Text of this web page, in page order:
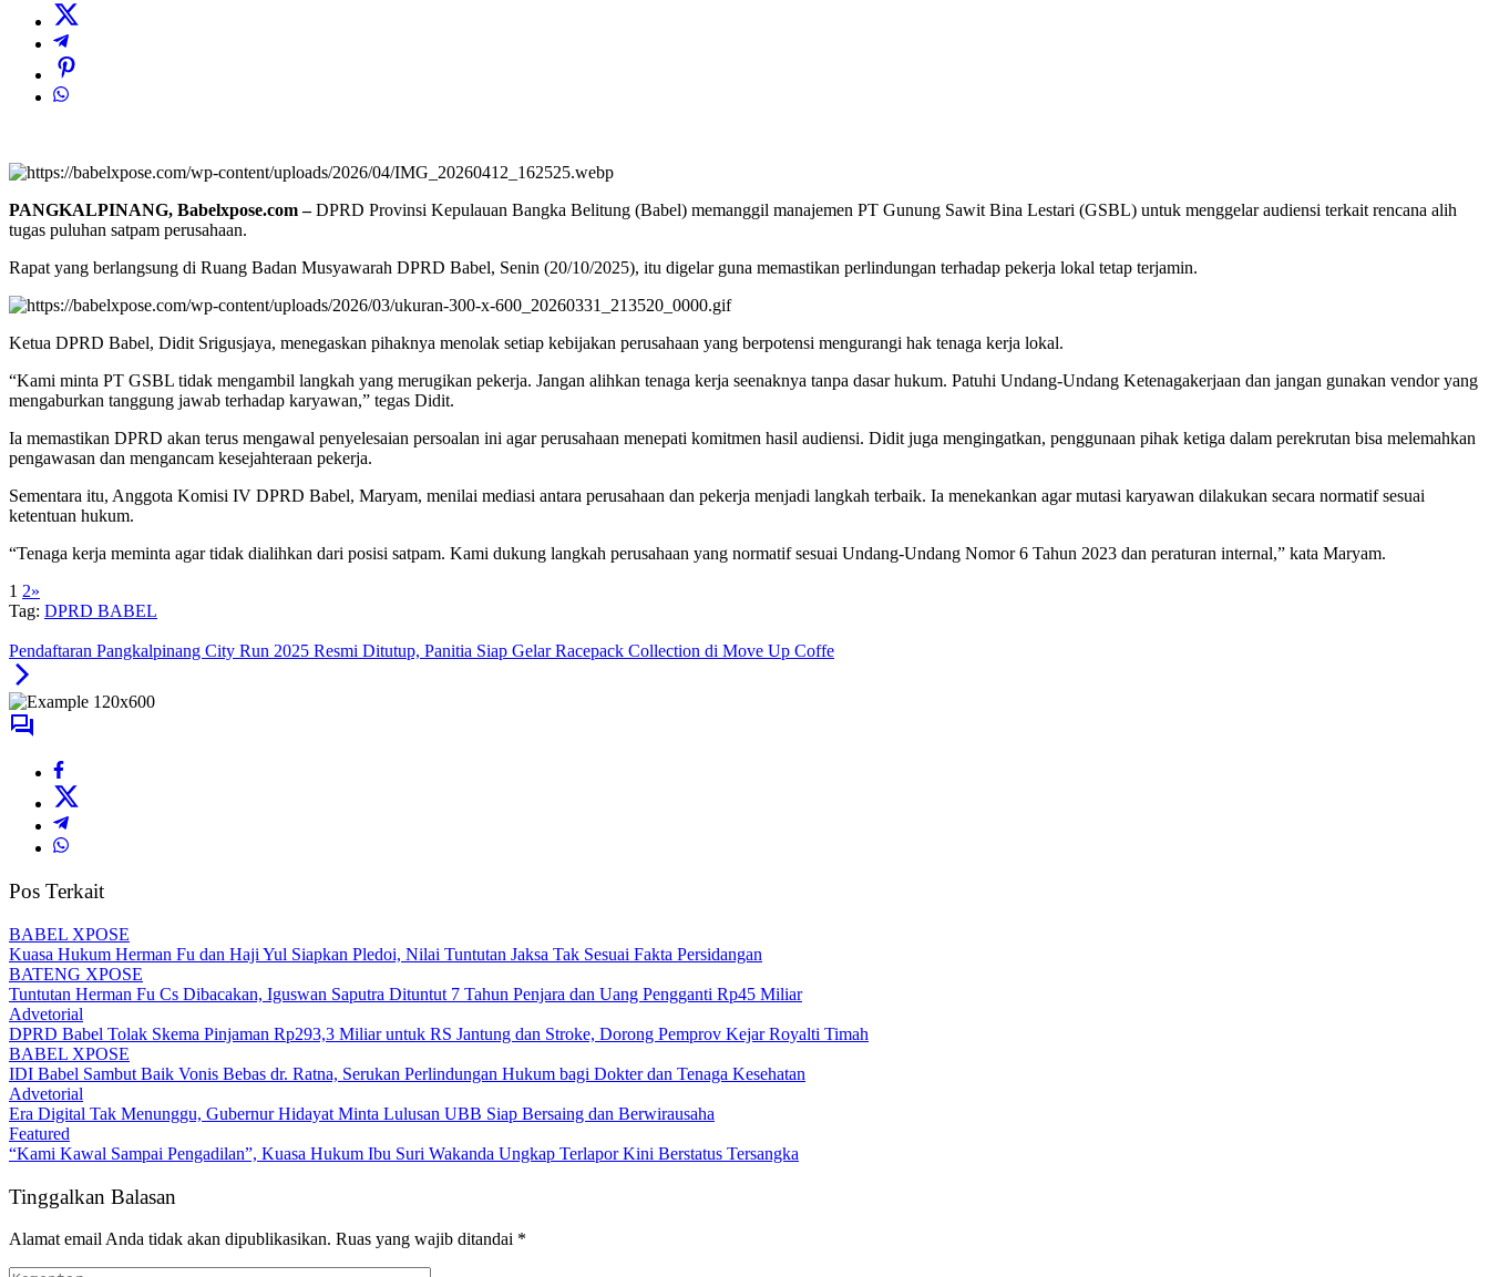
PANGKALPINANG, Babelxpose.com –DPRD Provinsi Kepulauan Bangka Belitung (Babel) memanggil manajemen PT Gunung Sawit Bina Lestari (GSBL) untuk menggelar audiensi terkait rencana alih
tugas puluhan satpam perusahaan.
Rapat yang berlangsung di Ruang Badan Musyawarah DPRD Babel, Senin (20/10/2025), itu digelar guna memastikan perlindungan terhadap pekerja lokal tetap terjamin.
Ketua DPRD Babel, Didit Srigusjaya, menegaskan pihaknya menolak setiap kebijakan perusahaan yang berpotensi mengurangi hak tenaga kerja lokal.
“Kami minta PT GSBL tidak mengambil langkah yang merugikan pekerja. Jangan alihkan tenaga kerja seenaknya tanpa dasar hukum. Patuhi Undang-Undang Ketenagakerjaan dan jangan gunakan vendor yang
mengaburkan tanggung jawab terhadap karyawan,” tegas Didit.
Ia memastikan DPRD akan terus mengawal penyelesaian persoalan ini agar perusahaan menepati komitmen hasil audiensi. Didit juga mengingatkan, penggunaan pihak ketiga dalam perekrutan bisa melemahkan
pengawasan dan mengancam kesejahteraan pekerja.
Sementara itu, Anggota Komisi IV DPRD Babel, Maryam, menilai mediasi antara perusahaan dan pekerja menjadi langkah terbaik. Ia menekankan agar mutasi karyawan dilakukan secara normatif sesuai
ketentuan hukum.
“Tenaga kerja meminta agar tidak dialihkan dari posisi satpam. Kami dukung langkah perusahaan yang normatif sesuai Undang-Undang Nomor 6 Tahun 2023 dan peraturan internal,” kata Maryam.
1 2»
Tag: DPRD BABEL
Pendaftaran Pangkalpinang City Run 2025 Resmi Ditutup, Panitia Siap Gelar Racepack Collection di Move Up Coffe
Pos Terkait
BABEL XPOSE
Kuasa Hukum Herman Fu dan Haji Yul Siapkan Pledoi, Nilai Tuntutan Jaksa Tak Sesuai Fakta Persidangan
BATENG XPOSE
Tuntutan Herman Fu Cs Dibacakan, Iguswan Saputra Dituntut 7 Tahun Penjara dan Uang Pengganti Rp45 Miliar
Advetorial
DPRD Babel Tolak Skema Pinjaman Rp293,3 Miliar untuk RS Jantung dan Stroke, Dorong Pemprov Kejar Royalti Timah
BABEL XPOSE
IDI Babel Sambut Baik Vonis Bebas dr. Ratna, Serukan Perlindungan Hukum bagi Dokter dan Tenaga Kesehatan
Advetorial
Era Digital Tak Menunggu, Gubernur Hidayat Minta Lulusan UBB Siap Bersaing dan Berwirausaha
Featured
“Kami Kawal Sampai Pengadilan”, Kuasa Hukum Ibu Suri Wakanda Ungkap Terlapor Kini Berstatus Tersangka
Tinggalkan Balasan
Alamat email Anda tidak akan dipublikasikan. Ruas yang wajib ditandai *